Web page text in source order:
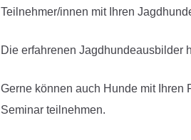
Teilnehmer/innen mit Ihren
Die erfahrenen Jagdhundeausbilder
Gerne können auch Hunde mit
Seminar teilnehmen.